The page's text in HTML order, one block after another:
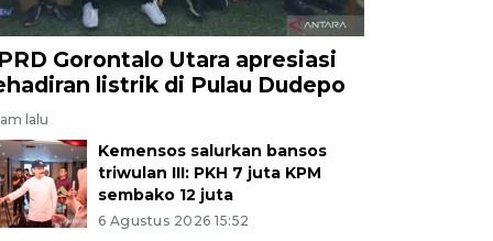
Gorontalo Utara apresiasi
listrik di Pulau Dudepo
lalu
Kemensos salurkan bansos
triwulan III: PKH 7 juta KPM
sembako 12 juta
6 Agustus 2026 15:52